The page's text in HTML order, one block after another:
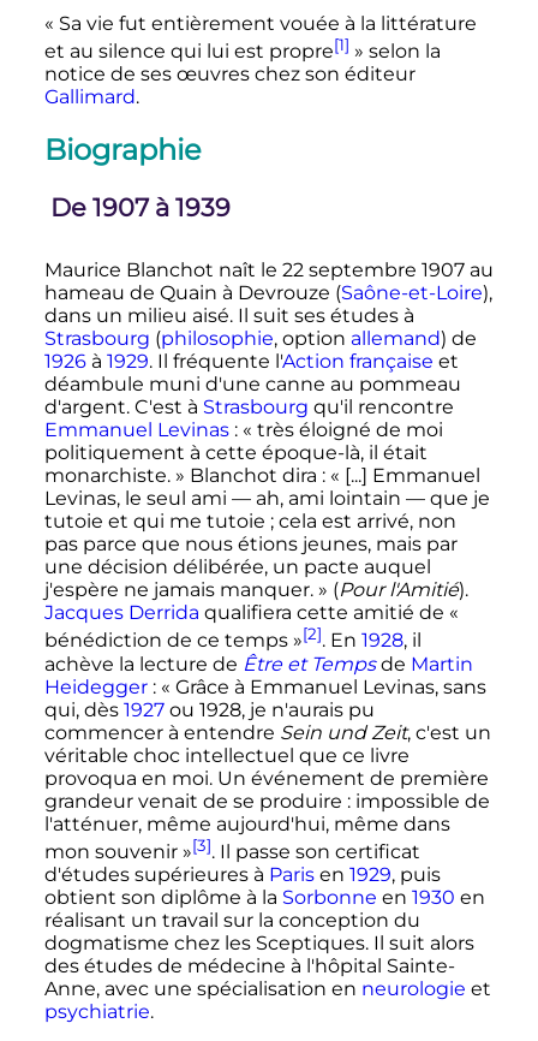
« Sa vie fut entièrement vouée à la littérature
et au silence qui lui est propre[1] » selon la
notice de ses œuvres chez son éditeur
Gallimard.
Biographie
De 1907 à 1939
Maurice Blanchot naît le 22 septembre 1907au
hameau de Quain à Devrouze (Saône-et-Loire),
dans un milieu aisé. Il suit ses études à
Strasbourg (philosophie, option allemand) de
1926à 1929. Il fréquente l'Action française et
déambule muni d'une canne au pommeau
d'argent. C'est à Strasbourg qu'il rencontre
Emmanuel Levinas : « très éloigné de moi
politiquement à cette époque-là, il était
monarchiste. » Blanchot dira : « [...] Emmanuel
Levinas, le seul ami — ah, ami lointain — que je
tutoie et qui me tutoie ; cela est arrivé, non
pas parce que nous étions jeunes, mais par
une décision délibérée, un pacte auquel
j'espère ne jamais manquer. » (Pour l'Amitié).
Jacques Derrida qualifiera cette amitié de «
bénédiction de ce temps »[2]. En 1928, il
achève la lecture de Être et Tempsde Martin
Heidegger : « Grâce à Emmanuel Levinas, sans
qui, dès 1927ou 1928, je n'aurais pu
commencer à entendre Sein und Zeit, c'est un
véritable choc intellectuel que ce livre
provoqua en moi. Un événement de première
grandeur venait de se produire : impossible de
l'atténuer, même aujourd'hui, même dans
mon souvenir »[3]. Il passe son certificat
d'études supérieures à Parisen 1929, puis
obtient son diplôme à la Sorbonne en 1930 en
réalisant un travail sur la conception du
dogmatisme chez les Sceptiques. Il suit alors
des études de médecine à l'hôpital Sainte-
Anne, avec une spécialisation en neurologie et
psychiatrie.